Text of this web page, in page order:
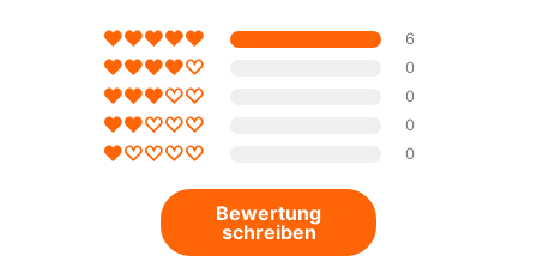
6
0
0
0
0
Bewertung
schreiben